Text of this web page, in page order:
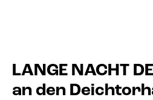
LANGE NACHT
an den